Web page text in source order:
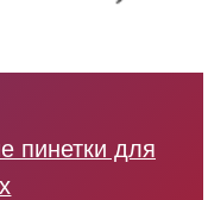
пинетки для